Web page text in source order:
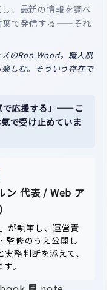
、最新の情報を調べ
葉で発信する——それ
のRon Wood。職人肌
しむ。そういう存在で
で応援する」——こ
で受け止めていま
ン 代表 / Web ア
が執筆し、運営責
監修のうえ公開し
務判断を添えて、
。